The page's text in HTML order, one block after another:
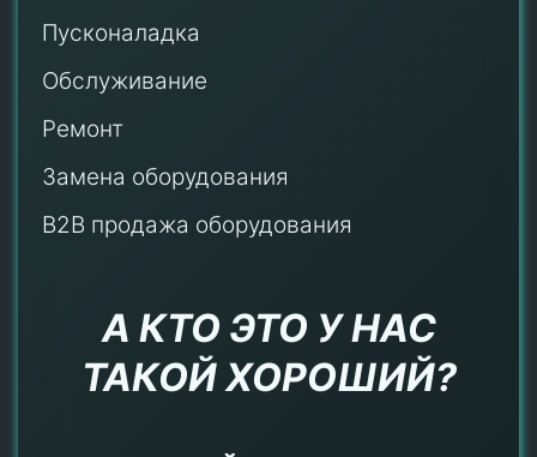
Пусконаладка
Обслуживание
Ремонт
Замена оборудования
B2B продажа оборудования
А КТО ЭТО У НАС
ТАКОЙ ХОРОШИЙ?